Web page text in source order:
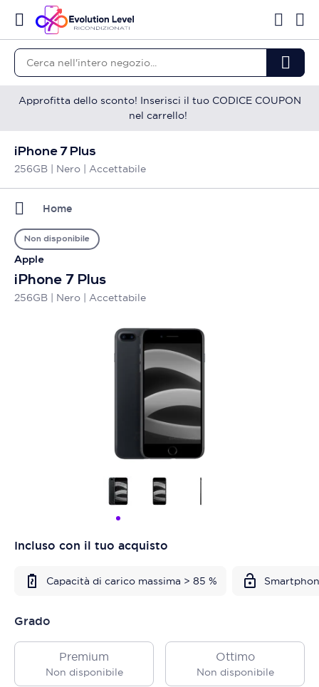
Approfitta dello sconto! Inserisci il tuo CODICE COUPON
nel carrello!
iPhone 7 Plus
256GB | Nero | Accettabile
Home
Apple
iPhone 7 Plus
256GB | Nero | Accettabile
Non disponibile
Incluso con il tuo acquisto
Capacità di carico massima > 85 %
Grado
Premium
Non disponibile
Ottimo
Non disponibile